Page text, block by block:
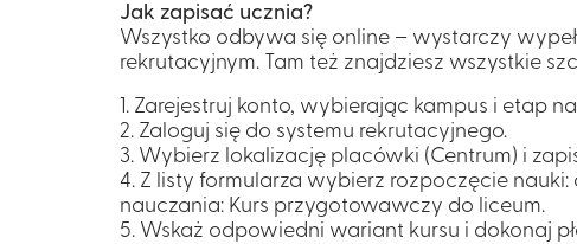
Jak zapisać ucznia?
Wszystko odbywa się online – wystarczy
rekrutacyjnym. Tam też znajdziesz wszystkie
1. Zarejestruj konto, wybierając kampus i etap
2. Zaloguj się do systemu rekrutacyjnego.
3. Wybierz lokalizację placówki (Centrum) i
4. Z listy formularza wybierz rozpoczęcie
nauczania: Kurs przygotowawczy do liceum.
5. Wskaż odpowiedni wariant kursu i dokonaj